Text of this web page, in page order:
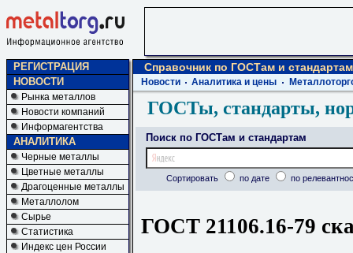
РЕГИСТРАЦИЯ
НОВОСТИ
Рынка металлов
Новости компаний
Информагентства
АНАЛИТИКА
Черные металлы
Цветные металлы
Драгоценные металлы
Металлолом
Сырье
Статистика
Индекс цен России
Справочник по ГОСТам и стандартам
Новости Аналитика и цены
ГОСТы, стандарты,
Поиск по ГОСТам и стандартам
Сортировать по дате по
ГОСТ 21106.16-79